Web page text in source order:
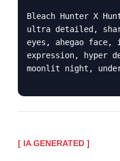
Bleach Hunter X
ultra detailed,
eyes, ahegao face,
expression, hyper
moonlit night,
[ IA GENERATED ]